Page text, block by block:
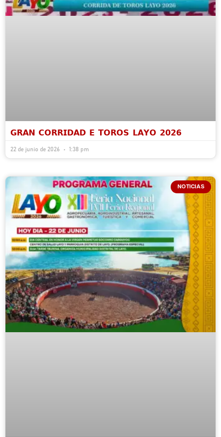
𝗚𝗥𝗔𝗡 𝗖𝗢𝗥𝗥𝗜𝗗𝗔𝗗 𝗘 𝗧𝗢𝗥𝗢𝗦 𝗟𝗔𝗬𝗢 𝟮𝟬𝟮𝟲
22 de junio de 2026 1:38 pm
NOTICIAS